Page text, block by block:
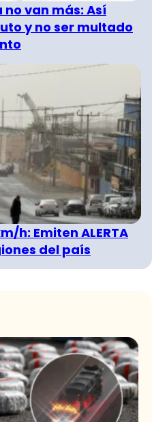
van más: Así
y no ser multado
h: Emiten ALERTA
del país